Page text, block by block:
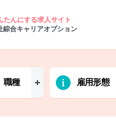
たんにする求人サイト
綜合キャリアオプション
職種 雇用形態